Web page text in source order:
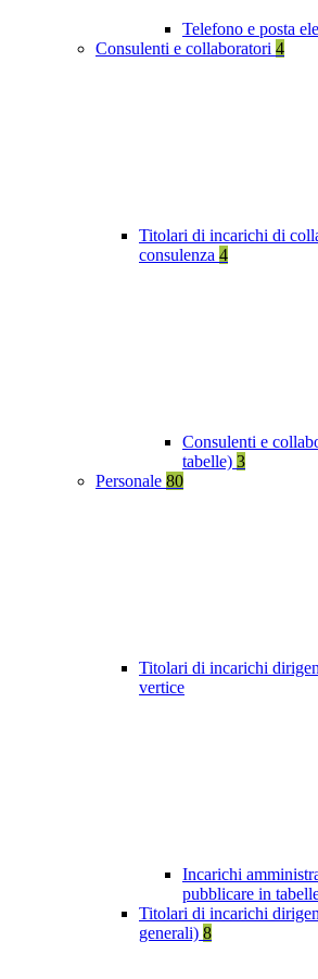
Telefono e posta
Consulenti e collaboratori 4
Titolari di incarichi di
consulenza 4
Consulenti e
tabelle) 3
Personale 80
Titolari di incarichi
vertice
Incarichi
pubblicare in
Titolari di incarichi
generali) 8